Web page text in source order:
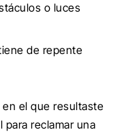
o luces
de repente
el que resultaste
reclamar una